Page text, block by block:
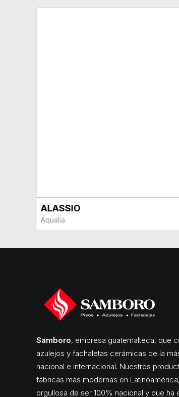
ALASSIO
Aqualia
Samboro, empresa guatemalteca, que
azulejos y fachaletas cerámicas de la
nacional e internacional. Nuestros
fábricas más modernas en
orgullosa de ser 100% nacional y que